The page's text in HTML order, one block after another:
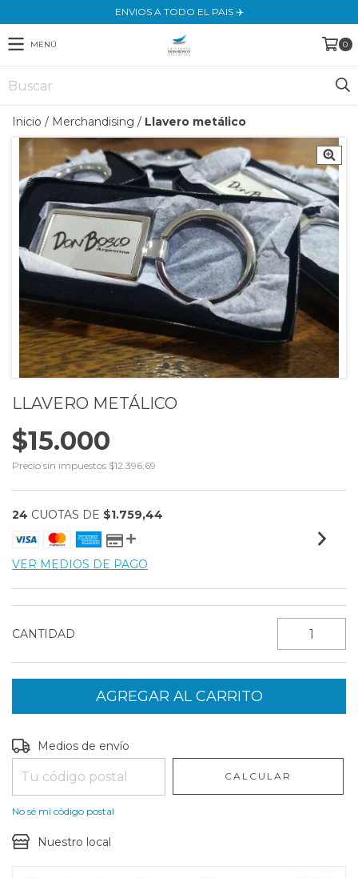
ENVIOS A TODO EL PAIS ✈️
MENÚ 0
Inicio / Merchandising / Llavero metálico
LLAVERO METÁLICO
$15.000
Precio sin impuestos $12.396,69
24 CUOTAS DE $1.759,44
VER MEDIOS DE PAGO
CANTIDAD
Entregas para el CP:
Medios de envío
CALCULAR
No sé mi código postal
Nuestro local